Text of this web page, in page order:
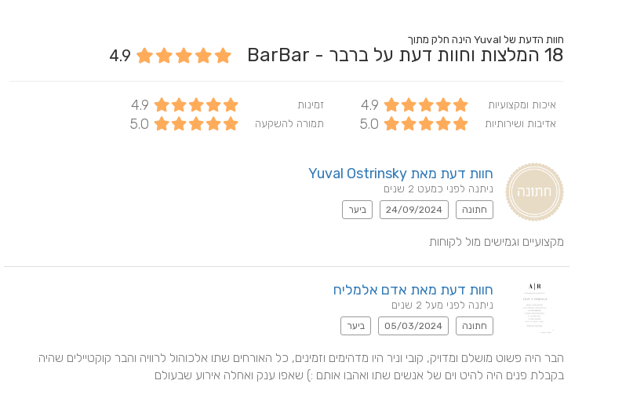
חוות הדעת של Yuval הינה חלק מתוך
18 המלצות וחוות דעת על ברבר - BarBar 4.9
איכות ומקצועיות 4.9 זמינות 4.9
אדיבות ושירותיות 5.0 תמורה להשקעה 5.0
חוות דעת מאת Yuval Ostrinsky
ניתנה לפני כמעט 2 שנים
חתונה 24/09/2024 ביער
מקצועיים וגמישים מול לקוחות
חוות דעת מאת אדם אלמליח
ניתנה לפני מעל 2 שנים
חתונה 05/03/2024 ביער
בקבלת פנים היה להיט וים של אנשים שתו ואהבו אותם :) שאפו ענק ואחלה אירוע שבעולם